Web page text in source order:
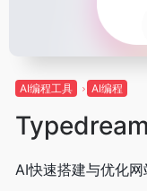
AI编程工具 AI编程
Typedream
AI快速搭建与优化网